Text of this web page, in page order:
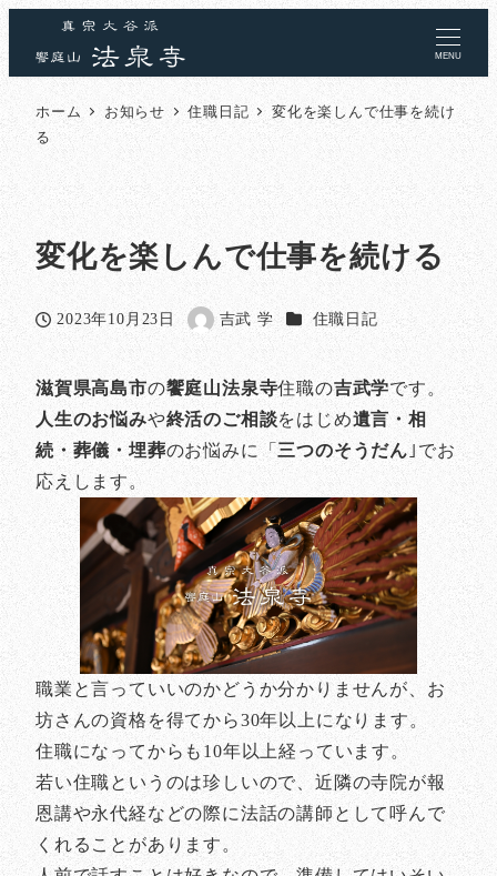
MENU
ホーム お知らせ 住職日記
変化を楽しんで仕事を続け
る
変化を楽しんで仕事を続ける
投稿日
2023年10月23日
著
者
吉武 学 カテゴリー
住職日記
滋賀県高島市の饗庭山法泉寺住職の吉武学です。
人生のお悩みや終活のご相談をはじめ遺言・相
続・葬儀・埋葬のお悩みに「 三つのそうだん ｣でお
応えします。
職業と言っていいのかどうか分かりませんが、お
坊さんの資格を得てから30年以上になります。
住職になってからも10年以上経っています。
若い住職というのは珍しいので、近隣の寺院が報
恩講や永代経などの際に法話の講師として呼んで
くれることがあります。